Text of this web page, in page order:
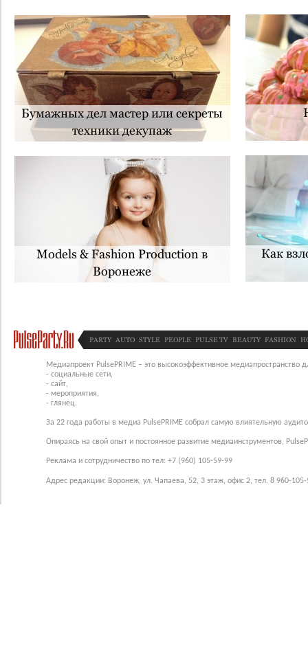
Бумажных дел мастер или секреты
техники декупаж
Models & Fashion Production в
Воронеже
Как
PARTY AUTO STYLE PEOPLE PULSE TV BEAUTY FASHION
Медиапроект PulsePRIME – это высокоэффективное медиапространство
- социальные сети,
- сайт,
- мероприятия,
- глянец.
За 22 года работы в медиа PulsePRIME собрал самую влиятельную
Опираясь на свой опыт и постоянное развитие медиаинструментов,
Реклама и сотрудничество по тел: +7 (960) 105-59-99
Адрес редакции: Воронеж, ул. Чапаева, 52, 3 этаж, офис 2, тел. 8 960-